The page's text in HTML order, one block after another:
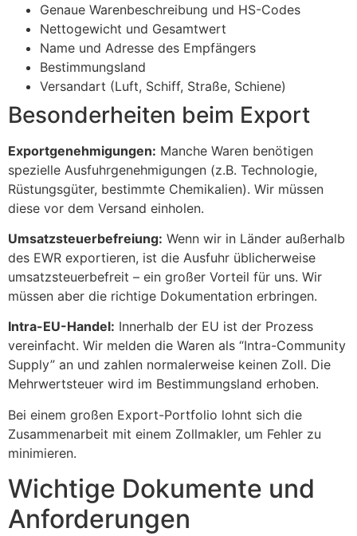
Genaue Warenbeschreibung und HS-Codes
Nettogewicht und Gesamtwert
Name und Adresse des Empfängers
Bestimmungsland
Versandart (Luft, Schiff, Straße, Schiene)
Besonderheiten beim Export
Exportgenehmigungen: Manche Waren benötigen
spezielle Ausfuhrgenehmigungen (z.B. Technologie,
Rüstungsgüter, bestimmte Chemikalien). Wir müssen
diese vor dem Versand einholen.
Umsatzsteuerbefreiung: Wenn wir in Länder außerhalb
des EWR exportieren, ist die Ausfuhr üblicherweise
umsatzsteuerbefreit – ein großer Vorteil für uns. Wir
müssen aber die richtige Dokumentation erbringen.
Intra-EU-Handel: Innerhalb der EU ist der Prozess
vereinfacht. Wir melden die Waren als “Intra-Community
Supply” an und zahlen normalerweise keinen Zoll. Die
Mehrwertsteuer wird im Bestimmungsland erhoben.
Bei einem großen Export-Portfolio lohnt sich die
Zusammenarbeit mit einem Zollmakler, um Fehler zu
minimieren.
Wichtige Dokumente und
Anforderungen